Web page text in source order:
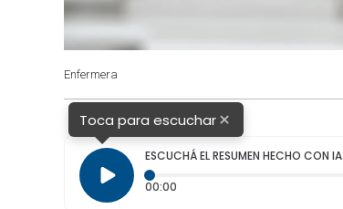
Enfermera
Toca para escuchar×
ESCUCHÁ EL RESUMEN HECHO CON IA
00:00